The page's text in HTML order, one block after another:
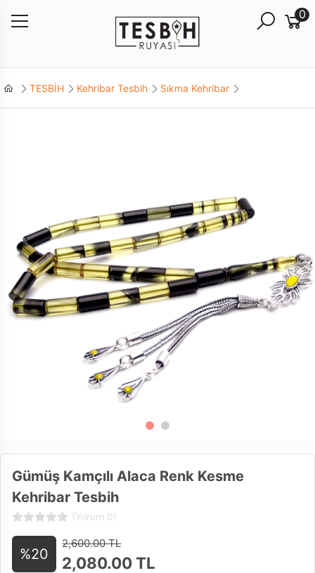
0
TESBİH Kehribar Tesbih Sıkma Kehribar
Gümüş Kamçılı Alaca Renk Kesme
Kehribar Tesbih
(Yorum 0)
%20
2,600.00 TL
2,080.00TL